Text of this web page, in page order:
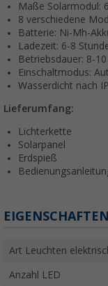
Maße Solarmodul:
8 verschiedene
Batterie: Ni-Mh-
Ladezeit: 6-8
Betriebsdauer: 8-
Einschaltmodus:
Wasserdicht nach
Lieferumfang:
Lichterkette
Solarpanel
Erdspieß
EIGENSCHAFTEN
Art Leuchten
Anzahl LED